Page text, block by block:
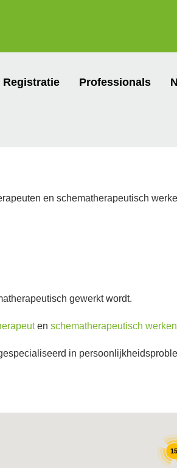
Professionals
en schematherapeutisch
gewerkt wordt.
en schematherapeutisch
in
15